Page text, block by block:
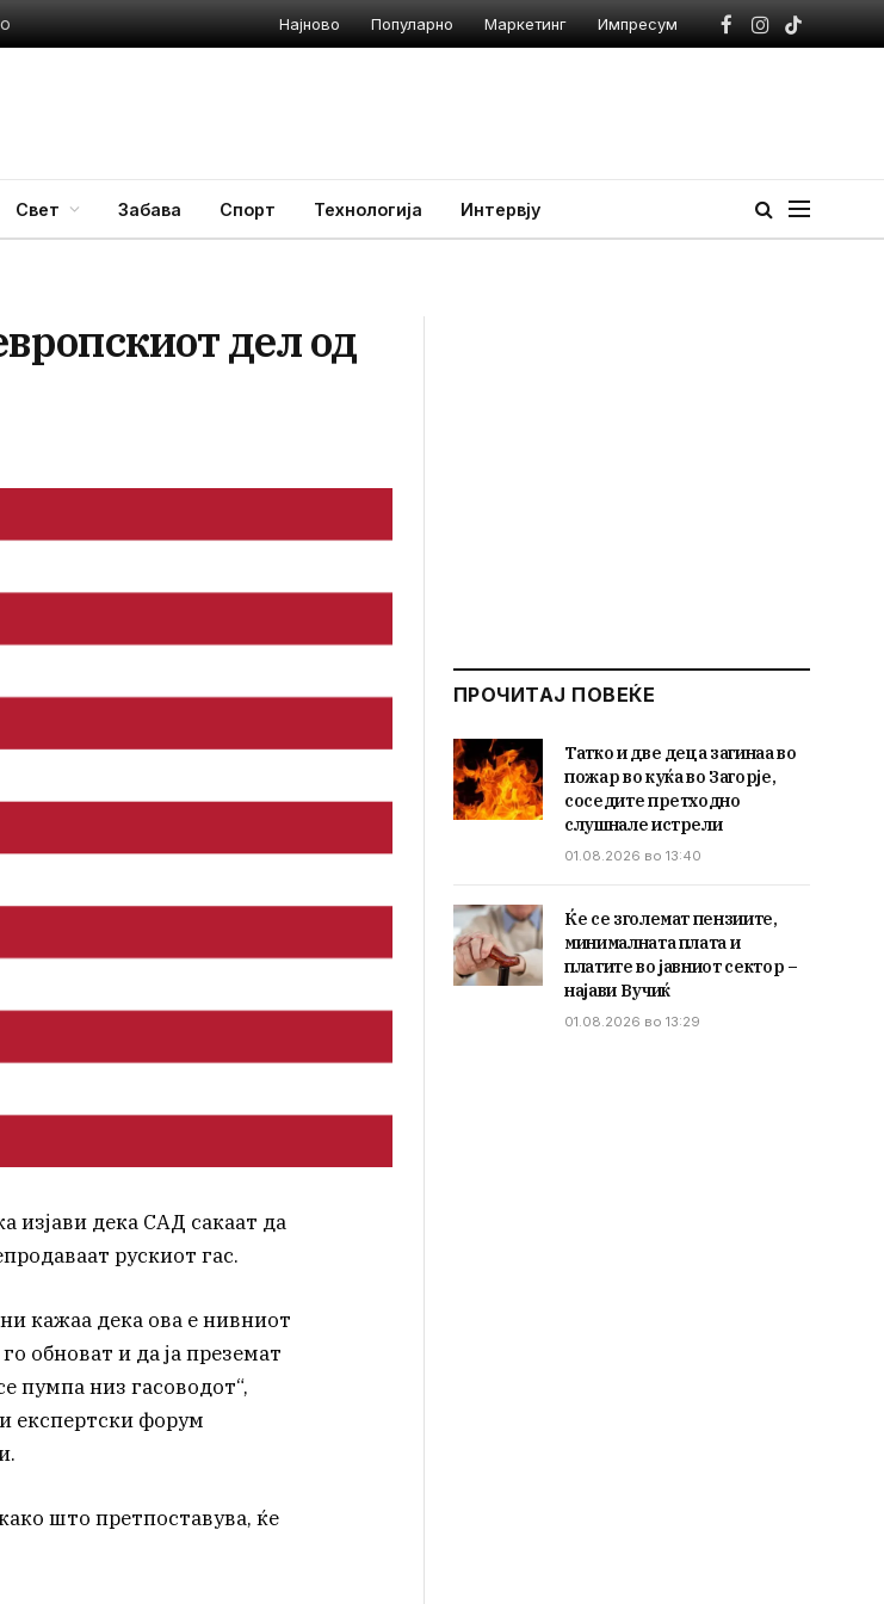
Најново Популарно Маркетинг Импресум
Facebook
Instagram
TikTok
Свет Забава Спорт Технологија Интервју
дел од
изјави дека САД сакаат да
рускиот гас.
кажаа дека ова е нивниот
обноват и да ја преземат
пумпа низ гасоводот“,
експертски форум
што претпоставува, ќе
ПРОЧИТАЈ ПОВЕЌЕ
Татко и две деца загинаа во
пожар во куќа во Загорје,
соседите претходно
слушнале истрели
01.08.2026 во 13:40
Ќе се зголемат пензиите,
минималната плата и
платите во јавниот сектор –
најави Вучиќ
01.08.2026 во 13:29